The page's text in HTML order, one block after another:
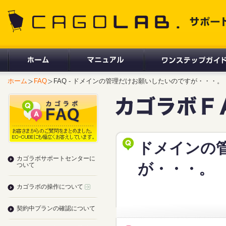
ホーム FAQ FAQ - ドメインの管理だけお願いしたいのですが・・・。
ドメインの
が・・・。
カゴラボサポートセンターに
ついて
カゴラボの操作について
契約中プランの確認について